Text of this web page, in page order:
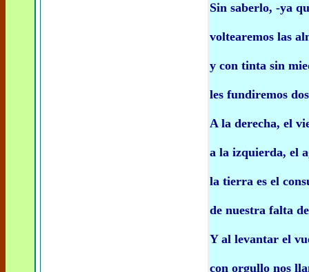
Sin saberlo, -ya
voltearemos las
y con tinta sin
les fundiremos
A la derecha, el
a la izquierda, el
la tierra es el
de nuestra falta
Y al levantar el
con orgullo nos